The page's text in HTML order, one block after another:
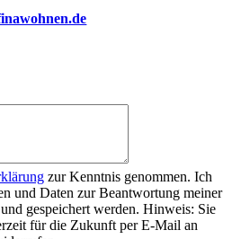
zur Kenntnis genommen. Ich
und Daten zur Beantwortung meiner
gespeichert werden. Hinweis: Sie
für die Zukunft per E-Mail an